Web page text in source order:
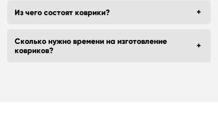
Из чего состоят коврики?
Сколько нужно времени на изготовление
ковриков?